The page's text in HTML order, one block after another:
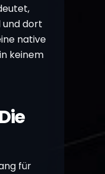
und dort
native
keinem
für